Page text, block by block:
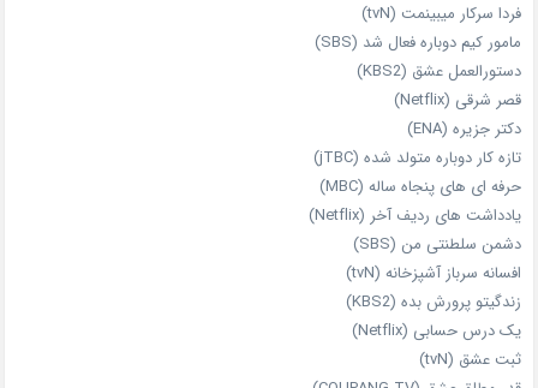
فردا سرکار میبینمت (tvN)
مامور کیم دوباره فعال شد (SBS)
دستورالعمل عشق (KBS2)
قصر شرقی (Netflix)
دکتر جزیره (ENA)
تازه‌ کار دوباره‌ متولد شده (jTBC)
حرفه‌ ای‌ های پنجاه‌ ساله (MBC)
یادداشت‌ های ردیف آخر (Netflix)
دشمن سلطنتی من (SBS)
افسانه سرباز آشپزخانه (tvN)
زندگیتو پرورش بده (KBS2)
یک درس حسابی (Netflix)
ثبت عشق (tvN)